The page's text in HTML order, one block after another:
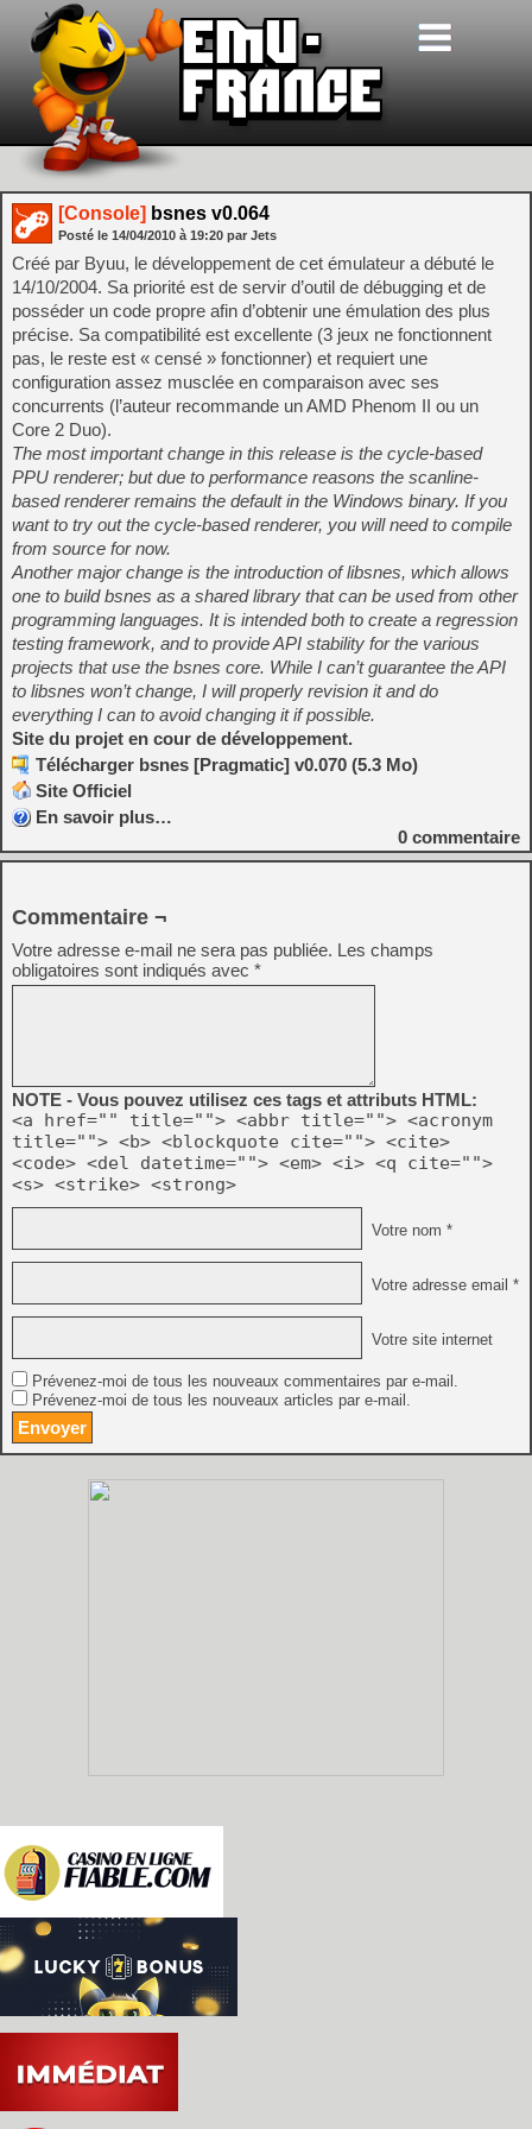
[Console] bsnes v0.064
Posté le 14/04/2010 à 19:20 par Jets
Créé par Byuu, le développement de cet émulateur a débuté le
14/10/2004. Sa priorité est de servir d’outil de débugging et de
posséder un code propre afin d’obtenir une émulation des plus
précise. Sa compatibilité est excellente (3 jeux ne fonctionnent
pas, le reste est « censé » fonctionner) et requiert une
configuration assez musclée en comparaison avec ses
concurrents (l’auteur recommande un AMD Phenom II ou un
Core 2 Duo).
The most important change in this release is the cycle-based
PPU renderer; but due to performance reasons the scanline-
based renderer remains the default in the Windows binary. If you
want to try out the cycle-based renderer, you will need to compile
from source for now.
Another major change is the introduction of libsnes, which allows
one to build bsnes as a shared library that can be used from other
programming languages. It is intended both to create a regression
testing framework, and to provide API stability for the various
projects that use the bsnes core. While I can’t guarantee the API
to libsnes won’t change, I will properly revision it and do
everything I can to avoid changing it if possible.
Site du projet en cour de développement.
Télécharger bsnes [Pragmatic] v0.070 (5.3 Mo)
Site Officiel
En savoir plus…
0 commentaire
Commentaire ¬
Votre adresse e-mail ne sera pas publiée. Les champs
obligatoires sont indiqués avec *
NOTE - Vous pouvez utilisez ces tags et attributs HTML:
<a href="" title=""> <abbr title=""> <acronym
title=""> <b> <blockquote cite=""> <cite>
<code> <del datetime=""> <em> <i> <q cite="">
<s> <strike> <strong>
Votre nom *
Votre adresse email *
Votre site internet
Prévenez-moi de tous les nouveaux commentaires par e-mail.
Prévenez-moi de tous les nouveaux articles par e-mail.